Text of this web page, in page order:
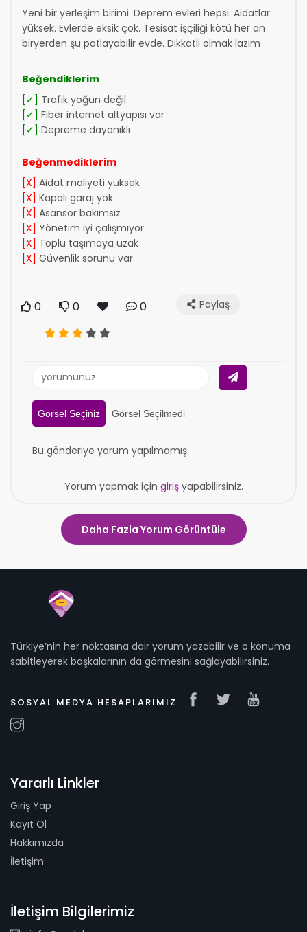
Yeni bir yerleşim birimi. Deprem evleri hepsi. Aidatlar
yüksek. Evlerde eksik çok. Tesisat işçiliği kötü her an
biryerden şu patlayabilir evde. Dikkatli olmak lazim
Beğendiklerim
[✓] Trafik yoğun değil
[✓] Fiber internet altyapısı var
[✓] Depreme dayanıklı
Beğenmediklerim
[X] Aidat maliyeti yüksek
[X] Kapalı garaj yok
[X] Asansör bakımsız
[X] Yönetim iyi çalışmıyor
[X] Toplu taşımaya uzak
[X] Güvenlik sorunu var
0 0 0 Paylaş
Görsel Seçiniz Görsel Seçilmedi
Bu gönderiye yorum yapılmamış.
Yorum yapmak için girişyapabilirsiniz.
Daha Fazla Yorum Görüntüle
Türkiye’nin her noktasına dair yorum yazabilir ve o konuma
sabitleyerek başkalarının da görmesini sağlayabilirsiniz.
SOSYAL MEDYA HESAPLARIMIZ
Yararlı Linkler
Giriş Yap
Kayıt Ol
Hakkımızda
İletişim
İletişim Bilgilerimiz